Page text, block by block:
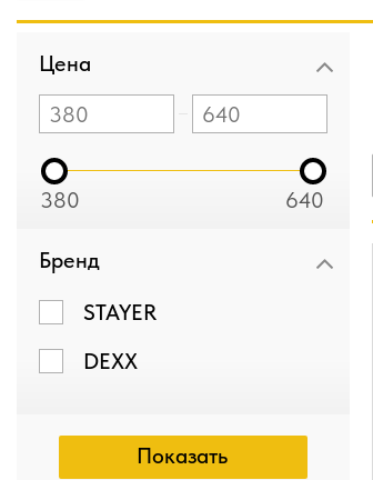
Цена
380 640
Бренд
STAYER
DEXX